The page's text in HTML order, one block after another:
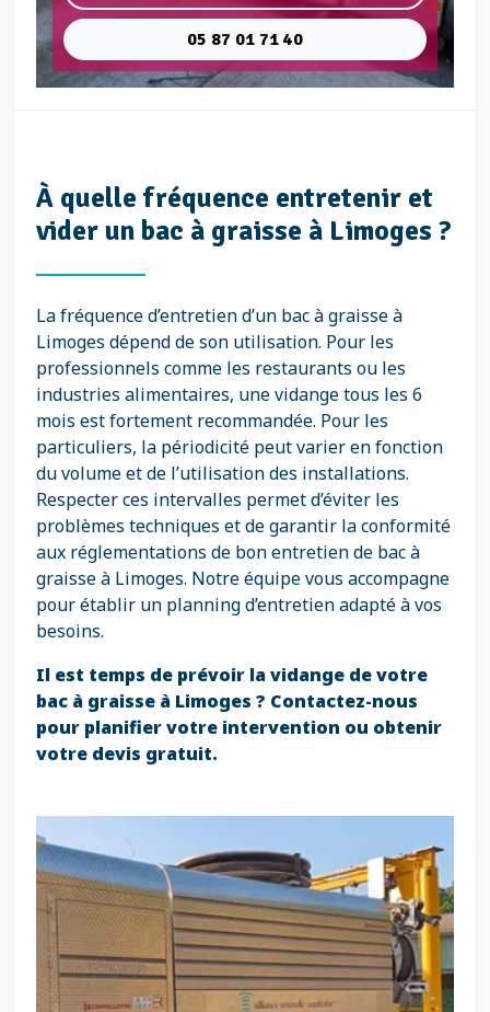
05 87 01 71 40
À quelle fréquence entretenir et
vider un bac à graisse à Limoges ?
La fréquence d’entretien d’un bac à graisse à
Limoges dépend de son utilisation. Pour les
professionnels comme les restaurants ou les
industries alimentaires, une vidange tous les 6
mois est fortement recommandée. Pour les
particuliers, la périodicité peut varier en fonction
du volume et de l’utilisation des installations.
Respecter ces intervalles permet d’éviter les
problèmes techniques et de garantir la conformité
aux réglementations de bon entretien de bac à
graisse à Limoges. Notre équipe vous accompagne
pour établir un planning d’entretien adapté à vos
besoins.
Il est temps de prévoir la vidange de votre
bac à graisse à Limoges ? Contactez-nous
pour planifier votre intervention ou obtenir
votre devis gratuit.